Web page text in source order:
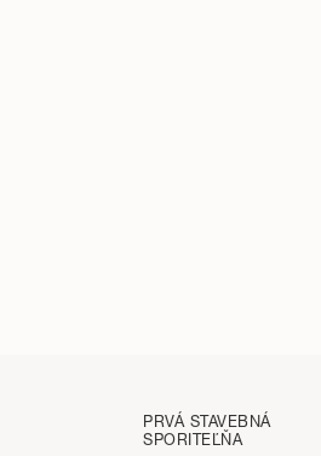
PRVÁ STAVEBNÁ
SPORITEĽŇA